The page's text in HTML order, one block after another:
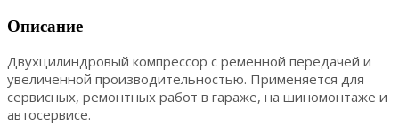
Описание
Двухцилиндровый компрессор с ременной передачей и
увеличенной производительностью. Применяется для
сервисных, ремонтных работ в гараже, на шиномонтаже и
автосервисе.